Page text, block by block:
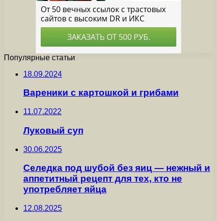
Популярные статьи
18.09.2024
Вареники с картошкой и грибами
11.07.2022
Луковый суп
30.06.2025
Селедка под шубой без яиц — нежный и
аппетитный рецепт для тех, кто не
употребляет яйца
12.08.2025